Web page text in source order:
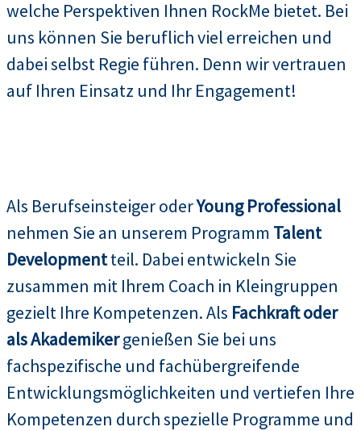
welche Perspektiven Ihnen RockMe bietet. Bei
uns können Sie beruflich viel erreichen und
dabei selbst Regie führen. Denn wir vertrauen
auf Ihren Einsatz und Ihr Engagement!
Als Berufseinsteiger oderYoung Professional
nehmen Sie an unserem Programm Talent
Developmentteil. Dabei entwickeln Sie
zusammen mit Ihrem Coach in Kleingruppen
gezielt Ihre Kompetenzen. Als Fachkraft oder
als Akademikergenießen Sie bei uns
fachspezifische und fachübergreifende
Entwicklungsmöglichkeiten und vertiefen Ihre
Kompetenzen durch spezielle Programme und